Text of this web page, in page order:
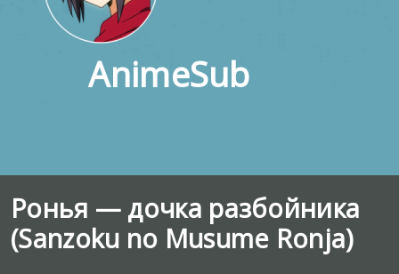
AnimeSub
Ронья — дочка разбойника
(Sanzoku no Musume Ronja)